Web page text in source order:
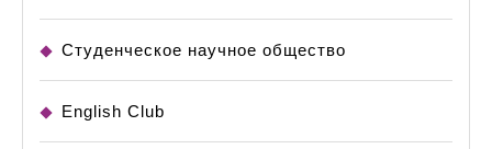
Студенческое научное общество
English Club